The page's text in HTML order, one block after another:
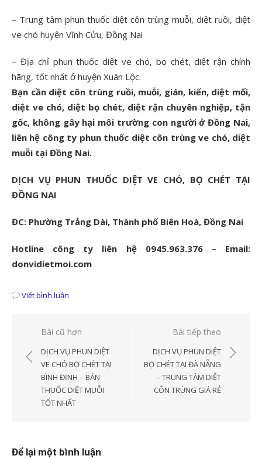
– Trung tâm phun thuốc diệt côn trùng muỗi, diệt ruồi, diệt
ve chó huyện Vĩnh Cửu, Đồng Nai
– Địa chỉ phun thuốc diệt ve chó, bọ chét, diệt rận chính
hãng, tốt nhất ở huyện Xuân Lộc.
Bạn cần diệt côn trùng ruồi, muỗi, gián, kiến, diệt mối,
diệt ve chó, diệt bọ chét, diệt rận chuyên nghiệp, tận
gốc, không gây hại môi trường con người ở Đồng Nai,
liên hệ công ty phun thuốc diệt côn trùng ve chó, diệt
muỗi tại Đồng Nai.
DỊCH VỤ PHUN THUỐC DIỆT VE CHÓ, BỌ CHÉT TẠI
ĐỒNG NAI
ĐC: Phường Trảng Dài, Thành phố Biên Hoà, Đồng Nai
Hotline công ty liên hệ 0945.963.376 – Email:
donvidietmoi.com
Viết bình luận
Điều
hướng
bài
viết
Bài cũ hơn
DỊCH VỤ PHUN DIỆT
VE CHÓ BỌ CHÉT TẠI
BÌNH ĐỊNH – BÁN
THUỐC DIỆT MUỖI
TỐT NHẤT
Bài tiếp theo
DỊCH VỤ PHUN DIỆT
BỌ CHÉT TẠI ĐÀ NẴNG
– TRUNG TÂM DIỆT
CÔN TRÙNG GIÁ RẺ
Để lại một bình luận